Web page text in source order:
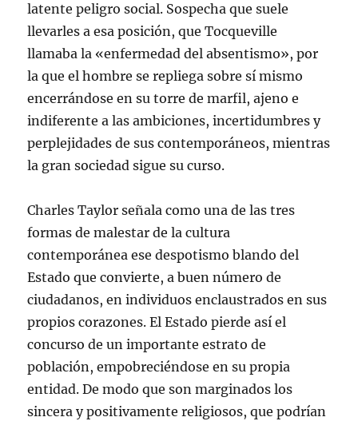
latente peligro social. Sospecha que suele
llevarles a esa posición, que Tocqueville
llamaba la «enfermedad del absentismo», por
la que el hombre se repliega sobre sí mismo
encerrándose en su torre de marfil, ajeno e
indiferente a las ambiciones, incertidumbres y
perplejidades de sus contemporáneos, mientras
la gran sociedad sigue su curso.
Charles Taylor señala como una de las tres
formas de malestar de la cultura
contemporánea ese despotismo blando del
Estado que convierte, a buen número de
ciudadanos, en individuos enclaustrados en sus
propios corazones. El Estado pierde así el
concurso de un importante estrato de
población, empobreciéndose en su propia
entidad. De modo que son marginados los
sincera y positivamente religiosos, que podrían